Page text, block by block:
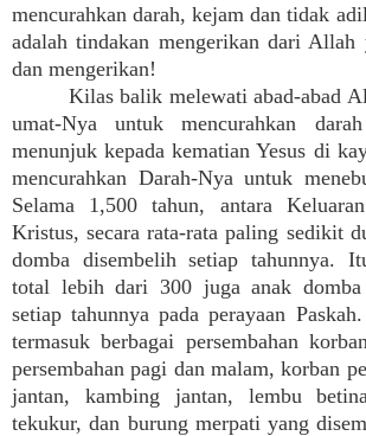
mencurahkan darah, kejam dan tidak
adalah tindakan mengerikan dari Allah
dan mengerikan!
Kilas balik melewati abad-abad
umat-Nya untuk mencurahkan
menunjuk kepada kematian Yesus di
mencurahkan Darah-Nya untuk
Selama 1,500 tahun, antara
Kristus, secara rata-rata paling sedikit
domba disembelih setiap tahunnya.
total lebih dari 300 juga anak domba
setiap tahunnya pada perayaan
termasuk berbagai persembahan
persembahan pagi dan malam, korban
jantan, kambing jantan, lembu
tekukur, dan burung merpati yang